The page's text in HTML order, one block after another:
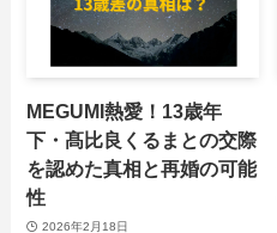
MEGUMI熱愛！13歳年
下・髙比良くるまとの交際
を認めた真相と再婚の可能
性
2026年2月18日